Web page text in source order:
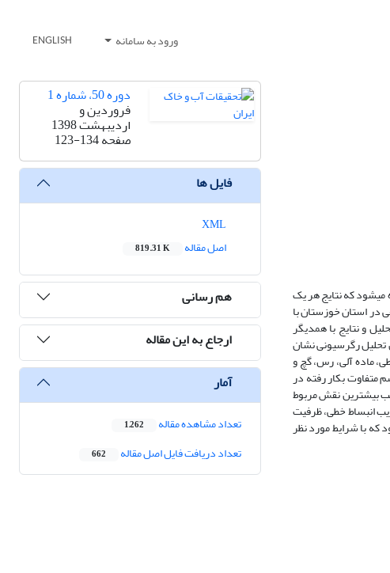
ورود به سامانه ENGLISH
که نتایج هر یک
در استان خوزستان با
و نتایج با همدیگر
و اولتراسوند 1/14 درصد از رس کل بود. همچنین تحلیل رگرسیونی نشان
ماده آلی، رس، گچ و
متفاوت بکار رفته در
بیشترین نقش مربوط
انبساط خطی، ظرفیت
که با شرایط مورد نظر
دوره 50، شماره 1
فروردین و
اردیبهشت 1398
صفحه123-134
فایل ها
اصل مقاله
819.31 K
هم رسانی
ارجاع به این مقاله
آمار
تعداد مشاهده مقاله 1,262
تعداد دریافت فایل اصل مقاله 662